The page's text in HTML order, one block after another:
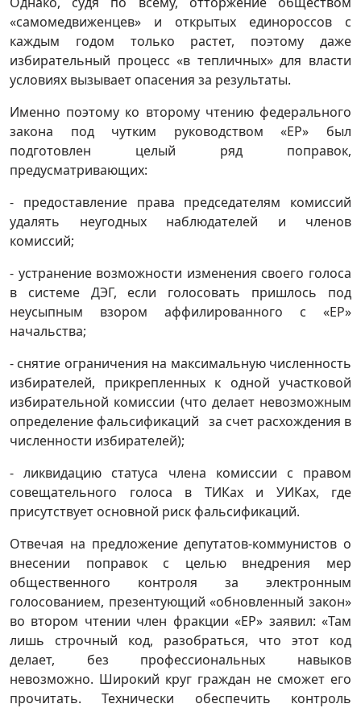
«самомедвиженцев» и открытых единороссов с
каждым годом только растет, поэтому даже
избирательный процесс «в тепличных» для власти
условиях вызывает опасения за результаты.
Именно поэтому ко второму чтению федерального
закона под чутким руководством «ЕР» был
подготовлен целый ряд поправок,
предусматривающих:
- предоставление права председателям комиссий
удалять неугодных наблюдателей и членов
комиссий;
- устранение возможности изменения своего голоса
в системе ДЭГ, если голосовать пришлось под
неусыпным взором аффилированного с «ЕР»
начальства;
- снятие ограничения на максимальную численность
избирателей, прикрепленных к одной участковой
избирательной комиссии (что делает невозможным
определение фальсификаций за счет расхождения в
численности избирателей);
- ликвидацию статуса члена комиссии с правом
совещательного голоса в ТИКах и УИКах, где
присутствует основной риск фальсификаций.
Отвечая на предложение депутатов-коммунистов о
внесении поправок с целью внедрения мер
общественного контроля за электронным
голосованием, презентующий «обновленный закон»
во втором чтении член фракции «ЕР» заявил: «Там
лишь строчный код, разобраться, что этот код
делает, без профессиональных навыков
невозможно. Широкий круг граждан не сможет его
прочитать. Технически обеспечить контроль